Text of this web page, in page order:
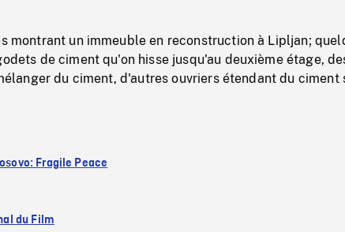
montrant un immeuble en reconstruction à Lipljan;
de ciment qu'on hisse jusqu'au deuxième étage,
du ciment, d'autres ouvriers étendant du ciment
Fragile Peace
du Film